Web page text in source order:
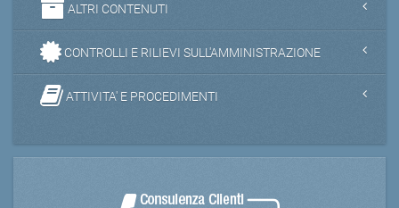
ALTRI CONTENUTI
CONTROLLI E RILIEVI SULL'AMMINISTRAZIONE
ATTIVITA' E PROCEDIMENTI